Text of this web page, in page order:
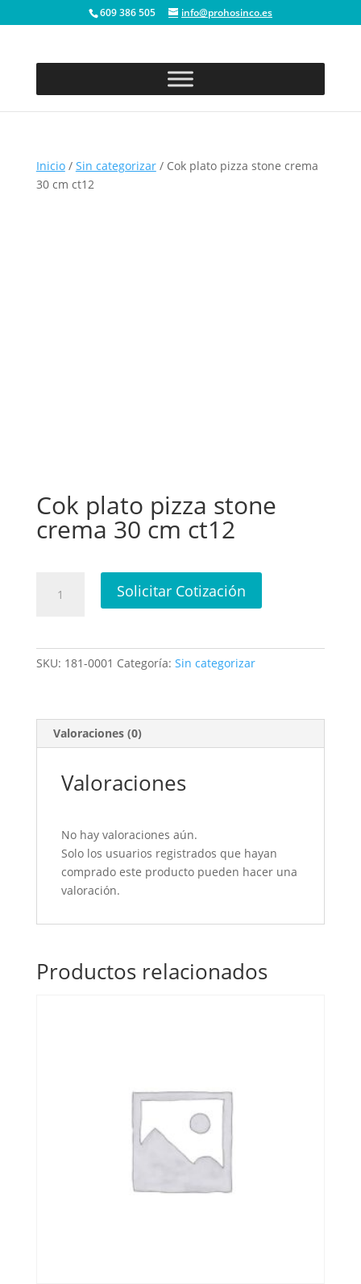
609 386 505 info@prohosinco.es
Inicio/ Sin categorizar/ Cok plato pizza stone crema
30 cm ct12
Cok plato pizza stone
crema 30 cm ct12
plato
cantidad
Solicitar Cotización
SKU: 181-0001 Categoría: Sin categorizar
Valoraciones (0)
Valoraciones
No hay valoraciones aún.
Solo los usuarios registrados que hayan
comprado este producto pueden hacer una
valoración.
Productos relacionados